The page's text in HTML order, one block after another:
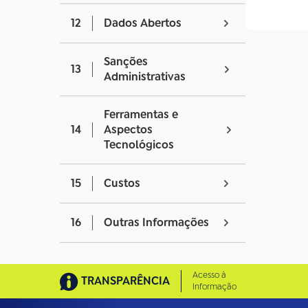
12 Dados Abertos
13
Sanções
Administrativas
14
Ferramentas e
Aspectos
Tecnológicos
15 Custos
16 Outras Informações
TRANSPARÊNCIA
Acesso à
Informação